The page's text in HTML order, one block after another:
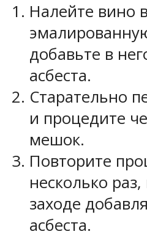
Налейте вино в
добавьте в
асбеста.
Старательно
и процедите
мешок.
Повторите
несколько
заходе
асбеста.